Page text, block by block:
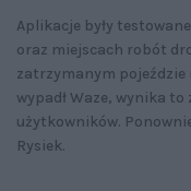
Aplikacje były
oraz miejscach robót
zatrzymanym pojeździe
wypadł Waze, wynika
użytkowników.
Rysiek.